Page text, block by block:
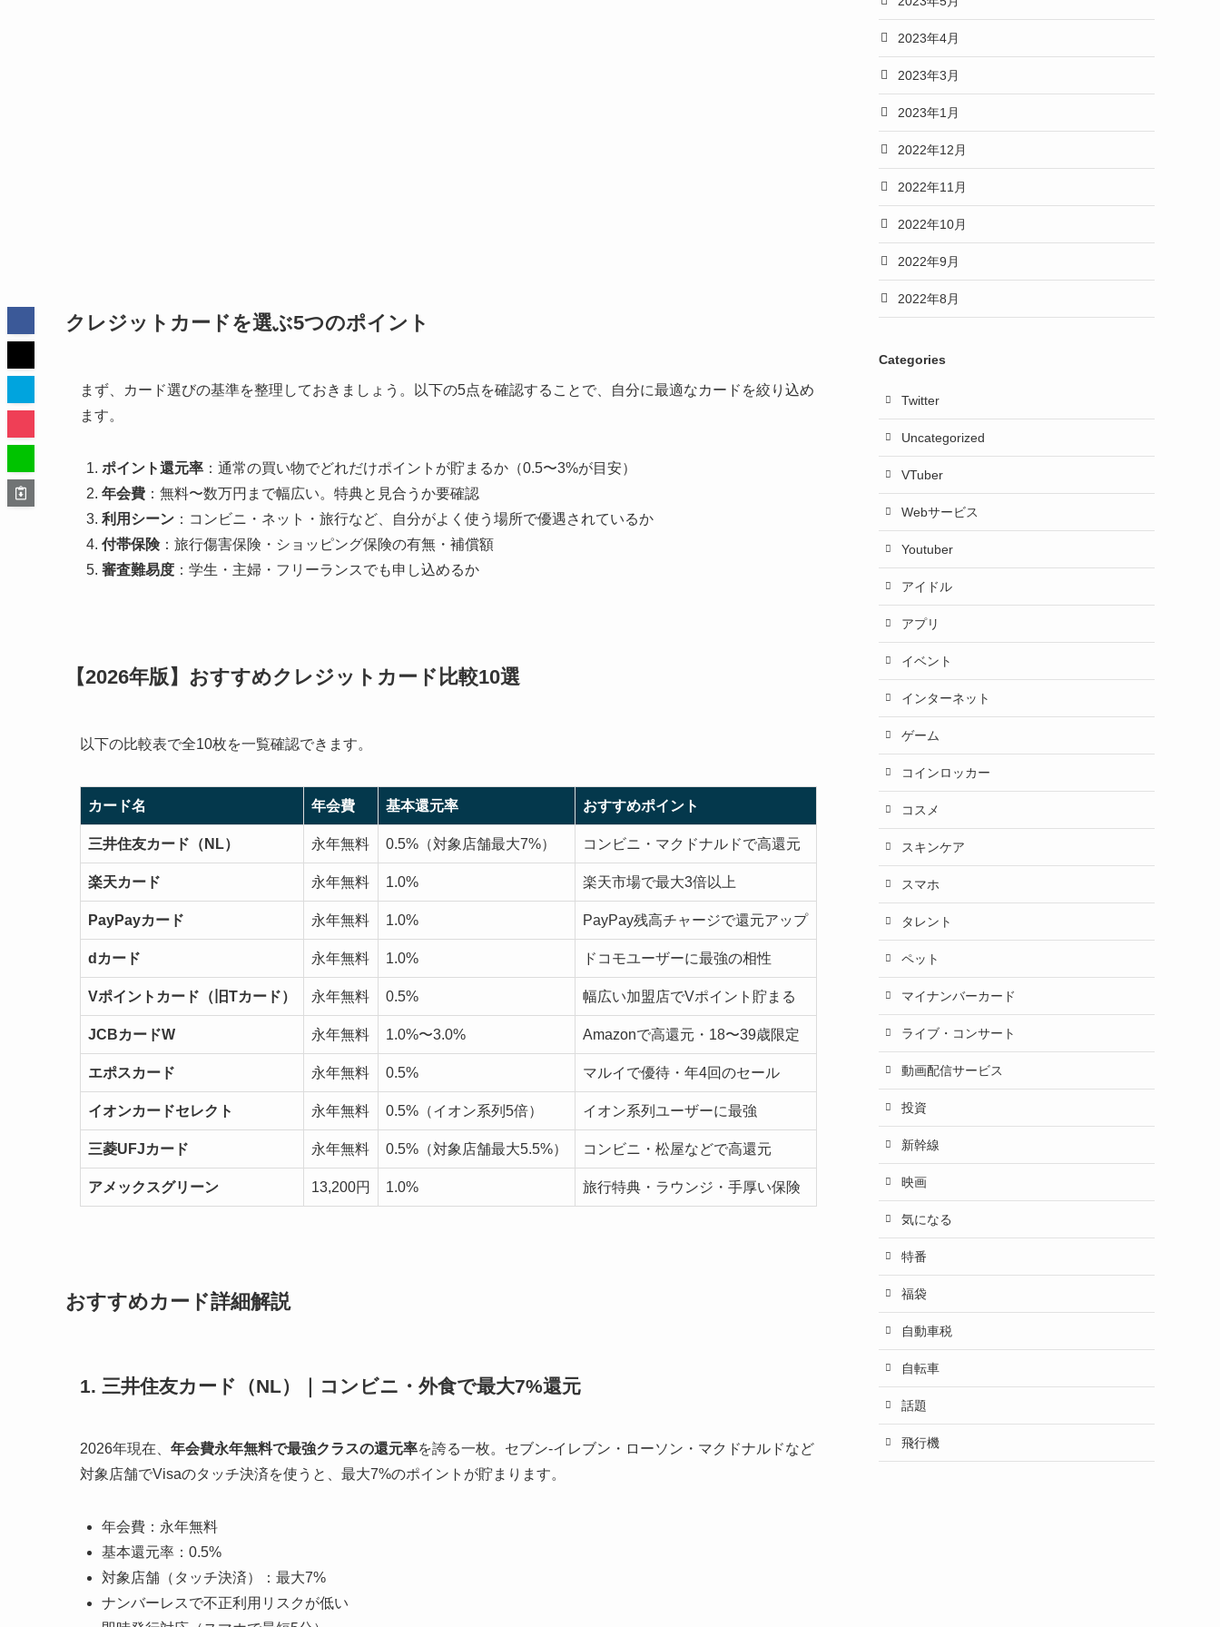
クレジットカードを選ぶ5つのポイント
まず、カード選びの基準を整理しておきましょう。以下の5点を確認することで、自分に最適なカードを絞り込め
ます。
ポイント還元率 ：通常の買い物でどれだけポイントが貯まるか（0.5〜3%が目安）
年会費 ：無料〜数万円まで幅広い。特典と見合うか要確認
利用シーン ：コンビニ・ネット・旅行など、自分がよく使う場所で優遇されているか
付帯保険：旅行傷害保険・ショッピング保険の有無・補償額
審査難易度 ：学生・主婦・フリーランスでも申し込めるか
【2026年版】おすすめクレジットカード比較10選
以下の比較表で全10枚を一覧確認できます。
カード名 年会費 基本還元率 おすすめポイント
三井住友カード（NL） 永年無料 0.5%（対象店舗最大7%） コンビニ・マクドナルドで高還元
楽天カード 永年無料 1.0% 楽天市場で最大3倍以上
PayPayカード 永年無料 1.0% PayPay残高チャージで還元アップ
dカード 永年無料 1.0% ドコモユーザーに最強の相性
Vポイントカード（旧Tカード） 永年無料 0.5% 幅広い加盟店でVポイント貯まる
JCBカードW 永年無料 1.0%〜3.0% Amazonで高還元・18〜39歳限定
エポスカード 永年無料 0.5% マルイで優待・年4回のセール
イオンカードセレクト 永年無料 0.5%（イオン系列5倍） イオン系列ユーザーに最強
三菱UFJカード 永年無料 0.5%（対象店舗最大5.5%） コンビニ・松屋などで高還元
アメックスグリーン 13,200円 1.0% 旅行特典・ラウンジ・手厚い保険
おすすめカード詳細解説
1. 三井住友カード（NL）｜コンビニ・外食で最大7%還元
2026年現在、 年会費永年無料で最強クラスの還元率を誇る一枚。セブン-イレブン・ローソン・マクドナルドなど
対象店舗でVisaのタッチ決済を使うと、最大7%のポイントが貯まります。
年会費：永年無料
基本還元率：0.5%
対象店舗（タッチ決済）：最大7%
ナンバーレスで不正利用リスクが低い
2023年4月
2023年3月
2023年1月
2022年12月
2022年11月
2022年10月
2022年9月
2022年8月
Categories
Twitter
Uncategorized
VTuber
Webサービス
Youtuber
アイドル
アプリ
イベント
インターネット
ゲーム
コインロッカー
コスメ
スキンケア
スマホ
タレント
ペット
マイナンバーカード
ライブ・コンサート
動画配信サービス
投資
新幹線
映画
気になる
特番
福袋
自動車税
自転車
話題
飛行機